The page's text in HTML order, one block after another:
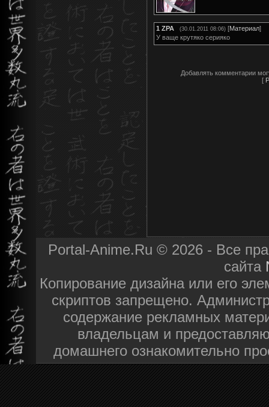
1 ZPA (30.01.2011 08:06) [Материал]
У ваще крутяко серияко
Добавлять комментарии
[
Portal-Anime.Ru © 2026 - Все
сайта
Копирование дизайна или его
скриптов запрещено.
содержание рекламных
владельцам и
домашнего ознакомительно